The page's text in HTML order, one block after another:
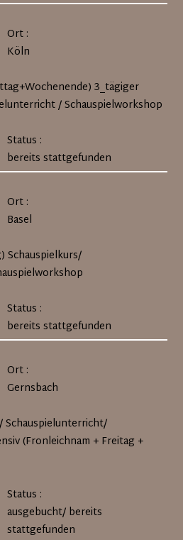
Ort :
Köln
3_tägiger
/ Schauspielworkshop
Status :
bereits stattgefunden
Ort :
Basel
Schauspielkurs/
Status :
bereits stattgefunden
Ort :
Gernsbach
Schauspielunterricht/
(Fronleichnam + Freitag +
Status :
ausgebucht/ bereits
stattgefunden